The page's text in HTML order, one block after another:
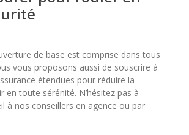
de base est comprise dans tous
vous proposons aussi de souscrire à
étendues pour réduire la
en toute sérénité. N’hésitez pas à
à nos conseillers en agence ou par